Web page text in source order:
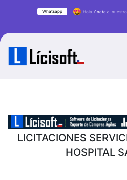
Whatsapp Hola únete a
LICITACIONES
HOSPITAL